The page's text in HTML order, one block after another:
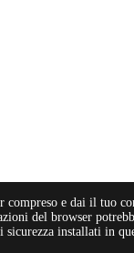
compreso e dai il tuo
del browser
sicurezza installati in